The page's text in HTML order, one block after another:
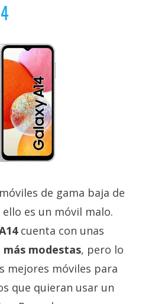
de gama baja de
es un móvil malo.
cuenta con unas
más modestas, pero lo
mejores móviles para
que quieran usar un